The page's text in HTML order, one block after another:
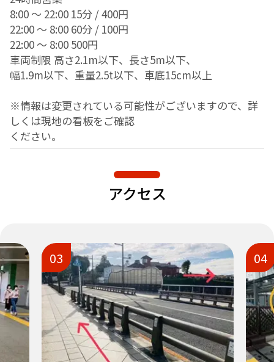
8:00 ～ 22:00 15分 / 400円
22:00 ～ 8:00 60分 / 100円
22:00 ～ 8:00 500円
車両制限 高さ2.1m以下、長さ5m以下、
幅1.9m以下、 重量2.5t以下、車底15cm以上
※情報は変更されている可能性がございますので、詳
しくは現地の看板をご確認
ください。
アクセス
04 05